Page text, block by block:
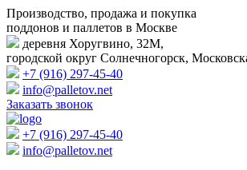
Производство, продажа и покупка
поддонов и паллетов в Москве
деревня Хоругвино, 32М,
городской округ Солнечногорск,
+7 (916) 297-45-40
info@palletov.net
Заказать звонок
+7 (916) 297-45-40
info@palletov.net